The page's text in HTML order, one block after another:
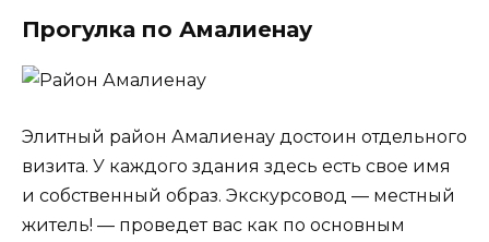
Прогулка по Амалиенау
Элитный район Амалиенау достоин отдельного
визита. У каждого здания здесь есть свое имя
и собственный образ. Экскурсовод — местный
житель! — проведет вас как по основным